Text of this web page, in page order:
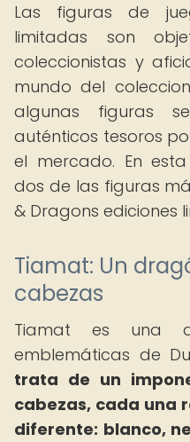
Las figuras de
limitadas son
coleccionistas y
mundo del
algunas figuras
auténticos tesoros
el mercado. En
dos de las figuras
& Dragons ediciones
Tiamat: Un
cabezas
Tiamat es una
emblemáticas de
trata de un
cabezas, cada una
diferente: blanco,